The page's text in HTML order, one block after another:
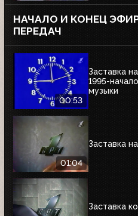
НАЧАЛО И КОНЕЦ
ПЕРЕДАЧ
00:53
Заставка
1995-
музыки
01:04
Заставка
Заставка